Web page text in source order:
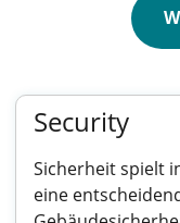
Security
Sicherheit spielt
eine